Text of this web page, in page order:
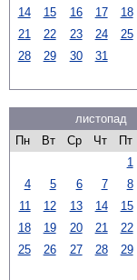
14
15 16 17 18
21
22 23 24 25
28
29 30 31
листопад
Пн
Вт Ср Чт Пт
1
4
5 6 7 8
11
12 13 14 15
18
19 20 21 22
25
26 27 28 29